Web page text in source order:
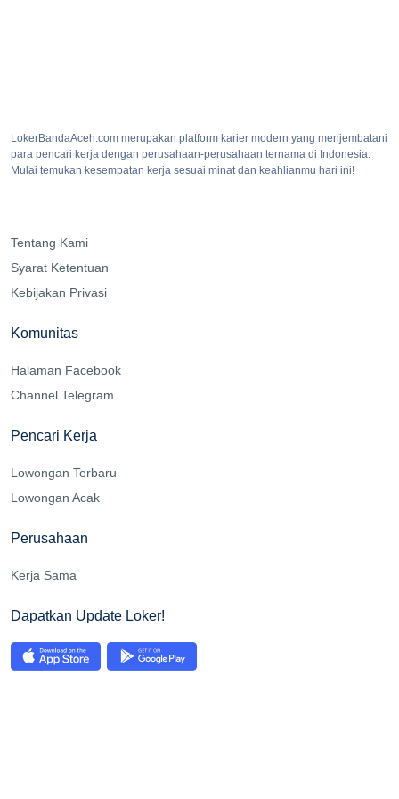
LokerBandaAceh.com merupakan platform karier modern yang menjembatani
para pencari kerja dengan perusahaan-perusahaan ternama di Indonesia.
Mulai temukan kesempatan kerja sesuai minat dan keahlianmu hari ini!
Tentang Kami
Syarat Ketentuan
Kebijakan Privasi
Komunitas
Halaman Facebook
Channel Telegram
Pencari Kerja
Lowongan Terbaru
Lowongan Acak
Perusahaan
Kerja Sama
Dapatkan Update Loker!